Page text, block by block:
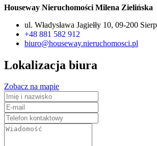
Houseway Nieruchomości Milena Zielińska
ul. Władysława Jagiełły 10, 09-200
+48 881 582 912
biuro@houseway.nieruchomosci.pl
Lokalizacja biura
Zobacz na mapie